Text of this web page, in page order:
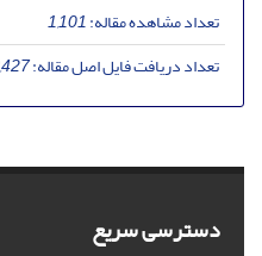
تعداد مشاهده مقاله:1,101
تعداد دریافت فایل اصل مقاله:
دسترسی سریع